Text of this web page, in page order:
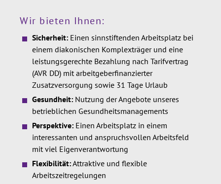
Wir bieten Ihnen:
Sicherheit: Einen sinnstiftenden Arbeitsplatz bei
einem diakonischen Komplexträger und eine
leistungsgerechte Bezahlung nach Tarifvertrag
(AVR DD) mit arbeitgeberfinanzierter
Zusatzversorgung sowie 31 Tage Urlaub
Gesundheit: Nutzung der Angebote unseres
betrieblichen Gesundheitsmanagements
Perspektive: Einen Arbeitsplatz in einem
interessanten und anspruchsvollen Arbeitsfeld
mit viel Eigenverantwortung
Flexibilität:Attraktive und flexible
Arbeitszeitregelungen